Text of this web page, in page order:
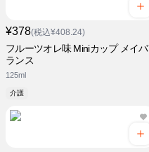
¥378(税込¥408.24)
フルーツオレ味 Miniカップ メイバ
ランス
125ml
介護